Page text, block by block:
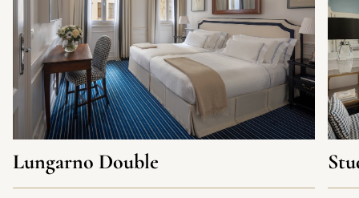
Lungarno Double